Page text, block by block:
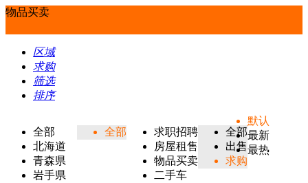
物品买卖
区域
求购
筛选
排序
全部
北海道
青森県
岩手県
全部
求职招聘
房屋租售
物品买卖
二手车
全部
出售
求购
默认
最新
最热